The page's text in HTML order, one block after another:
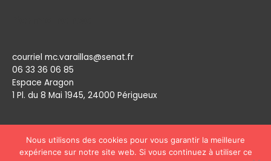
courriel mc.varaillas@senat.fr
06 33 36 06 85
Espace Aragon
1 Pl. du 8 Mai 1945, 24000 Périgueux​
Nous utilisons des cookies pour vous garantir la meilleure
expérience sur notre site web. Si vous continuez à utiliser ce